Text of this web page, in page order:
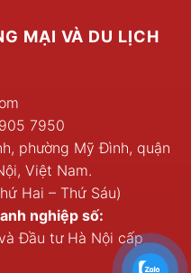
MẠI VÀ DU LỊCH
7950
phường Mỹ Đình, quận
Việt Nam.
Hai – Thứ Sáu)
nghiệp số:
Đầu tư Hà Nội cấp